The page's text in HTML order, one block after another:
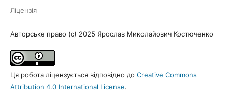
Ліцензія
Авторське право (c) 2025 Ярослав Миколайович Костюченко
Ця робота ліцензується відповідно до Creative Commons
Attribution 4.0 International License.